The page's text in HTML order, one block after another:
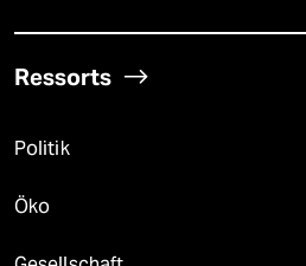
Ressorts
Politik
Öko